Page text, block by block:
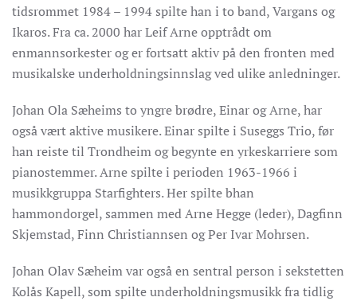
tidsrommet 1984 – 1994 spilte han i to band, Vargans og
Ikaros. Fra ca. 2000 har Leif Arne opptrådt om
enmannsorkester og er fortsatt aktiv på den fronten med
musikalske underholdningsinnslag ved ulike anledninger.
Johan Ola Sæheims to yngre brødre, Einar og Arne, har
også vært aktive musikere. Einar spilte i Suseggs Trio, før
han reiste til Trondheim og begynte en yrkeskarriere som
pianostemmer. Arne spilte i perioden 1963-1966 i
musikkgruppa Starfighters. Her spilte bhan
hammondorgel, sammen med Arne Hegge (leder), Dagfinn
Skjemstad, Finn Christiannsen og Per Ivar Mohrsen.
Johan Olav Sæheim var også en sentral person i sekstetten
Kolås Kapell, som spilte underholdningsmusikk fra tidlig